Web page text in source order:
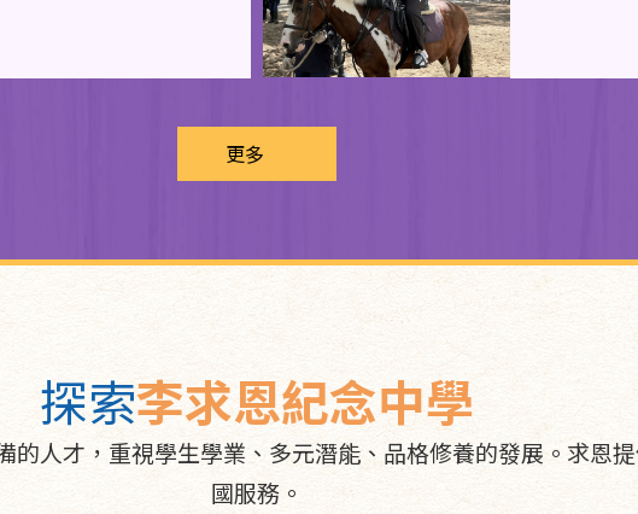
更多
探索李求恩紀念中學
人才，重視學生學業、多元潛能、品格修養的發展。求恩
國服務。